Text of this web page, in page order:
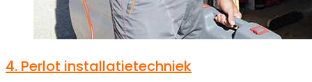
4. Perlot installatietechniek